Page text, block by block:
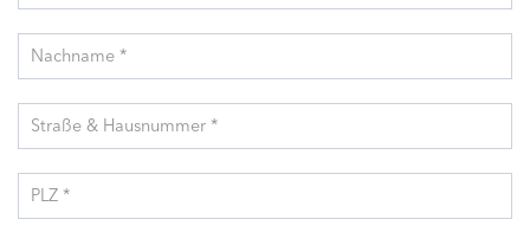
Nachname *
Straße & Hausnummer *
PLZ *